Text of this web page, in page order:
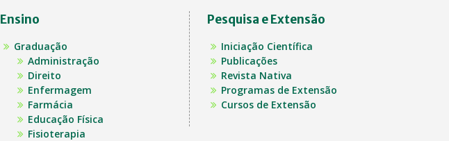
Ensino
Graduação
Administração
Direito
Enfermagem
Farmácia
Educação Física
Fisioterapia
Pesquisa e Extensão
Iniciação Científica
Publicações
Revista Nativa
Programas de Extensão
Cursos de Extensão